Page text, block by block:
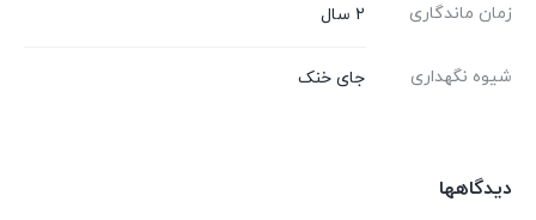
زمان ماندگاری 2 سال
شیوه نگهداری جای خنک
دیدگاهها